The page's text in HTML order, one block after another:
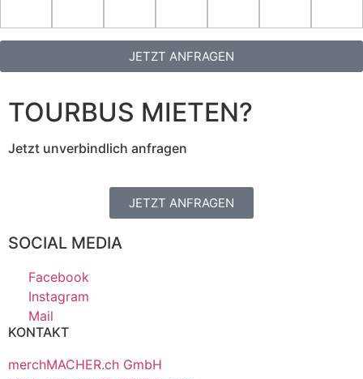
JETZT ANFRAGEN
TOURBUS MIETEN?
Jetzt unverbindlich anfragen
JETZT ANFRAGEN
SOCIAL MEDIA
Facebook
Instagram
Mail
KONTAKT
merchMACHER.ch GmbH